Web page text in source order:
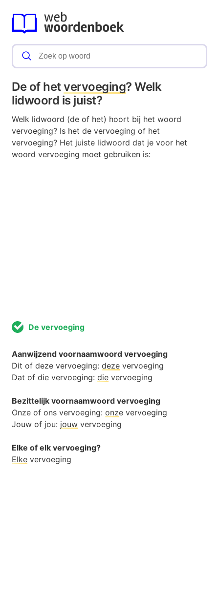
De of hetvervoeging? Welk
lidwoord is juist?
Welk lidwoord (de of het) hoort bij het woord
vervoeging? Is het de vervoeging of het
vervoeging? Het juiste lidwoord dat je voor het
woord vervoeging moet gebruiken is:
De vervoeging
Aanwijzend voornaamwoord vervoeging
Dit of deze vervoeging: deze vervoeging
Dat of die vervoeging: die vervoeging
Bezittelijk voornaamwoord vervoeging
Onze of ons vervoeging: onze vervoeging
Jouw of jou: jouw vervoeging
Elke of elk vervoeging?
Elke vervoeging